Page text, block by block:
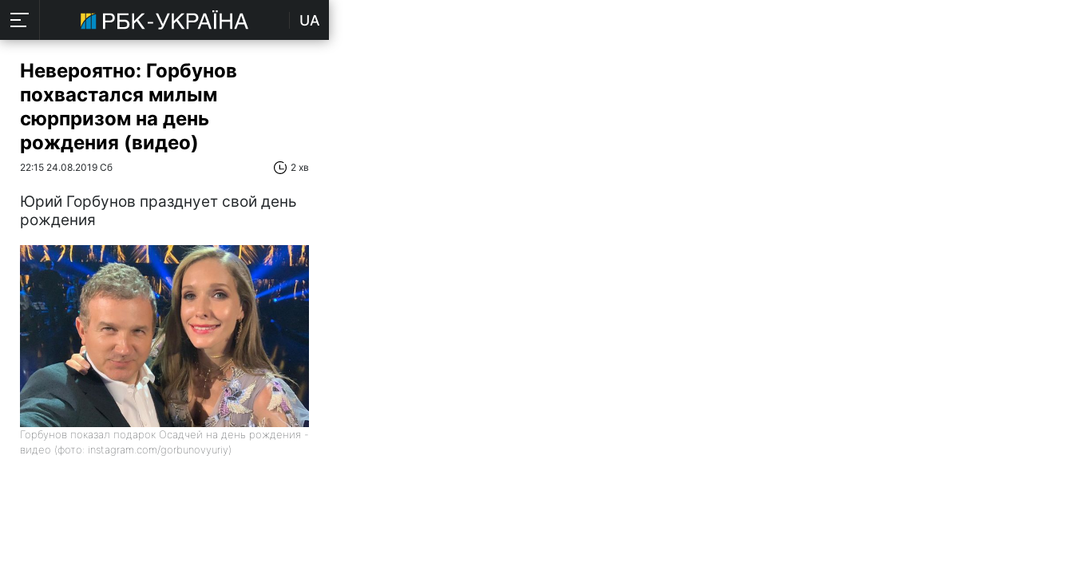
UA
Невероятно: Горбунов
похвастался милым
сюрпризом на день
рождения (видео)
22:15 24.08.2019 Сб 2 хв
Юрий Горбунов празднует свой день
рождения
Горбунов показал подарок Осадчей на день рождения -
видео (фото: instagram.com/gorbunovyuriy)